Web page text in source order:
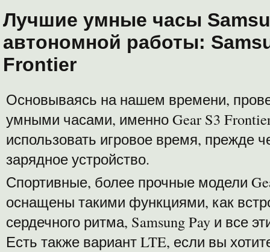
Лучшие умные часы
автономной работы:
Frontier
Основываясь на нашем времени,
умными часами, именно Gear S3
использовать игровое время, прежде
зарядное устройство.
Спортивные, более прочные модели
оснащены такими функциями, как
сердечного ритма, Samsung Pay и все
Есть также вариант LTE, если вы